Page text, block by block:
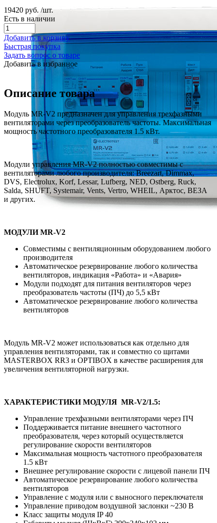
19420 руб. /шт.
Есть в наличии
Добавить в корзину
Быстрая покупка
Задать вопрос о товаре
Добавить в избранное
Описание товара
Модуль MR-V2 предназначен для управления трехфазными
вентиляторами через преобразователь частоты. Максимальная
мощность частотного преобразователя 1.5 кВт.
Модули управления MR-V2 полностью совместимы с
вентиляторами любого производителя: Breezart, Dimmax,
DVS, Electrolux, Korf, Lessar, Lufberg, NED, Ostberg, Ruck,
Salda, SHUFT, Systemair, Vents, Vertro, WHEIL, Арктос, ВЕЗА
и других.
МОДУЛИ MR-V2
Совместимы с вентиляционным оборудованием любого
производителя
Автоматическое резервирование любого количества
вентиляторов, индикация «Работа» и «Авария»
Модули подходят для питания вентиляторов через
преобразователь частоты (ПЧ) до 5,5 кВт
Автоматическое резервирование любого количества
вентиляторов
Модуль MR-V2 может использоваться как отдельно для
управления вентиляторами, так и совместно со щитами
MASTERBOX RR3 и OPTIBOX в качестве расширения для
увеличения вентиляторной нагрузки.
ХАРАКТЕРИСТИКИ МОДУЛЯ MR-V2/1.5:
Управление трехфазными вентиляторами через ПЧ
Поддерживается питание внешнего частотного
преобразователя, через который осуществляется
регулирование скорости вентиляторов
Максимальная мощность частотного преобразователя
1.5 кВт
Внешнее регулирование скорости с лицевой панели ПЧ
Автоматическое резервирование любого количества
вентиляторов
Управление с модуля или с выносного переключателя
Управление приводом воздушной заслонки ~230 В
Класс защиты модуля IP 40